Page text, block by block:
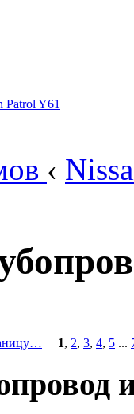
‹
1, 2, 3, 4, 5 ...